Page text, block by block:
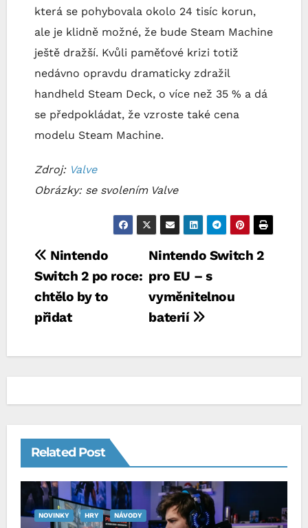
která se pohybovala okolo 24 tisíc korun,
ale je klidně možné, že bude Steam Machine
ještě dražší. Kvůli paměťové krizi totiž
nedávno opravdu dramaticky zdražil
handheld Steam Deck, o více než 35 % a dá
se předpokládat, že vzroste také cena
modelu Steam Machine.
Zdroj: Valve
Obrázky: se svolením Valve
Navigace
pro
příspěvek
Nintendo Switch 2
pro EU – s
vyměnitelnou
baterií
Nintendo
Switch 2 po roce:
chtělo by to
přidat
Related Post
NOVINKY HRY NÁVODY